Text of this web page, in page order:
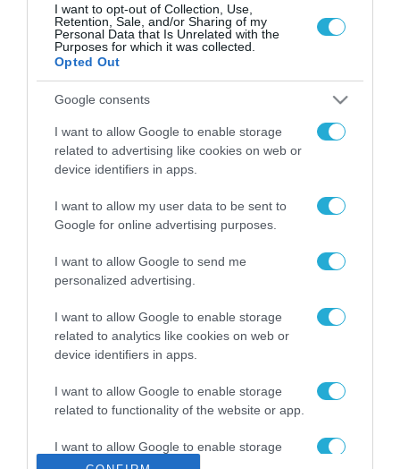
I want to opt-out of Collection, Use,
Retention, Sale, and/or Sharing of my
Personal Data that Is Unrelated with the
Purposes for which it was collected.
Opted Out
Google consents
I want to allow Google to enable storage
related to advertising like cookies on web or
device identifiers in apps.
I want to allow my user data to be sent to
Google for online advertising purposes.
I want to allow Google to send me
personalized advertising.
I want to allow Google to enable storage
related to analytics like cookies on web or
device identifiers in apps.
I want to allow Google to enable storage
related to functionality of the website or app.
I want to allow Google to enable storage
related to personalization.
ΡΟΗ ΕΙΔΗΣΕΩΝ
Το χρηματοδοτούμενο
από την ΕΕ έργο “The
Gaming Police”
ενισχύει την ασφάλεια
των παιδιών στο
διαδίκτυο
31.07.2026
ΑΑΔΕ: Διευκρινίσεις
για τα πρόστιμα σε
αφορούν τους ΦΗΜ
Σ. Καλαφάτης: «Η
Τεχνητή Νοημοσύνη
δεν είναι απλώς μια
μια νέα βιομηχανική
επανάσταση»
Νέος οδηγός του ΕΚΤ
των ελληνικών